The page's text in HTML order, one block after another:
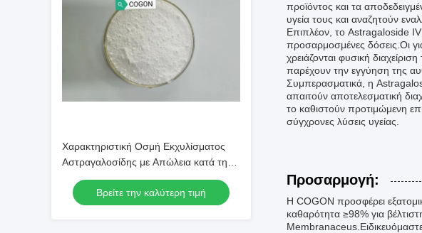
Χαρακτηριστική Οσμή Εκχυλίσματος
Αστραγαλοσίδης με Απώλεια κατά την
Ξήρανση που δεν Υπερβαίνει το 3 τοις
εκατό Κατάλληλο για Παραγωγή
Συμπληρωμάτων Διατροφής
Βρείτε την καλύτερη τιμή
προϊόντος και τα
υγεία τους και αναζητούν
Επιπλέον, το Astragaloside IV
προσαρμοσμένες δόσεις.Οι
χρειάζονται φυσική
παρέχουν την εγγύηση της
Συμπερασματικά, η
απαιτούν αποτελεσματική
το καθιστούν προτιμώμενη
σύγχρονες λύσεις υγείας.
Προσαρμογή:
Η COGON προσφέρει
καθαρότητα ≥98% για